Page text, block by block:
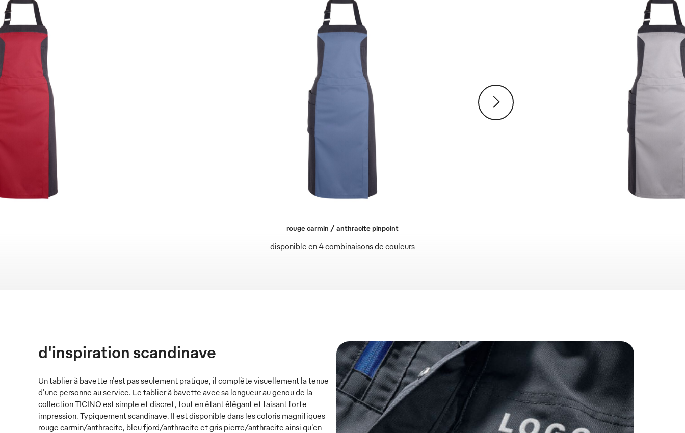
disponible en 4 combinaisons de couleurs
rouge carmin / anthracite pinpoint
d'inspiration scandinave
Un tablier à bavette n'est pas seulement pratique, il complète visuellement la tenue
d'une personne au service. Le tablier à bavette avec sa longueur au genou de la
collection TICINO est simple et discret, tout en étant élégant et faisant forte
impression. Typiquement scandinave. Il est disponible dans les coloris magnifiques
rouge carmin/anthracite, bleu fjord/anthracite et gris pierre/anthracite ainsi qu'en